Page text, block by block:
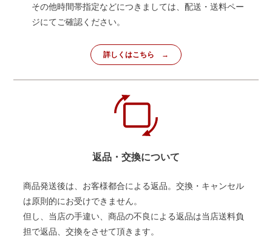
その他時間帯指定などにつきましては、配送・送料ペー
ジにてご確認ください。
詳しくはこちら
返品・交換について
商品発送後は、お客様都合による返品。交換・キャンセル
は原則的にお受けできません。
但し、当店の手違い、商品の不良による返品は当店送料負
担で返品、交換をさせて頂きます。